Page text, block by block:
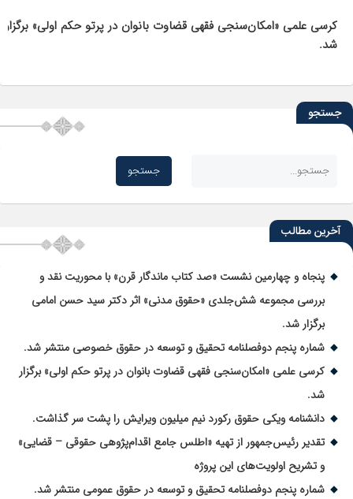
جستجو
آخرین مطالب
پنجاه و چهارمین نشست «صد کتاب ماندگار قرن» با محوریت نقد و
بررسی مجموعه شش‌جلدی «حقوق مدنی» اثر دکتر سید حسن امامی
برگزار شد.
شماره پنجم دوفصلنامه تحقیق و توسعه در حقوق خصوصی منتشر شد.
کرسی علمی «امکان‌سنجی فقهی قضاوت بانوان در پرتو حکم اولی» برگزار
شد.
دانشنامه ویکی حقوق رکورد نیم میلیون ویرایش را پشت سر گذاشت.
تقدیر رئیس‌جمهور از تهیه «اطلس جامع اقدام‌پژوهی حقوقی – قضایی»
و تشریح اولویت‌های این پروژه
شماره پنجم دوفصلنامه تحقیق و توسعه در حقوق عمومی منتشر شد.